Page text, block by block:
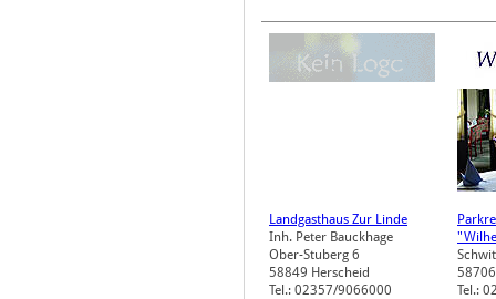
Landgasthaus Zur Linde
Inh. Peter Bauckhage
Ober-Stuberg 6
58849 Herscheid
Tel.: 02357/9066000
58706
Tel.: